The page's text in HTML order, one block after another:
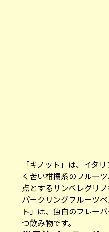
「キノット」は、イタ
く苦い柑橘系のフルー
点とするサンペレグリ
パークリングフルーツ
ト」は、独自のフレー
つ飲み物です。